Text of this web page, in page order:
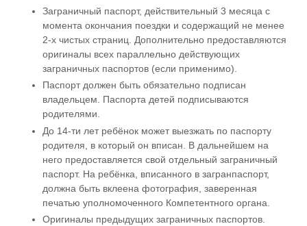
Заграничный паспорт, действительный 3 месяца с
момента окончания поездки и содержащий не менее
2-х чистых страниц. Дополнительно предоставляются
оригиналы всех параллельно действующих
заграничных паспортов (если применимо).
Паспорт должен быть обязательно подписан
владельцем. Паспорта детей подписываются
родителями.
До 14-ти лет ребёнок может выезжать по паспорту
родителя, в который он вписан. В дальнейшем на
него предоставляется свой отдельный заграничный
паспорт. На ребёнка, вписанного в загранпаспорт,
должна быть вклеена фотография, заверенная
печатью уполномоченного Компетентного органа.
Оригиналы предыдущих заграничных паспортов.